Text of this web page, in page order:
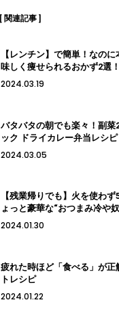
[ 関連記事 ]
【レンチン】で簡単！なの
味しく痩せられるおかず2選！
2024.03.19
バタバタの朝でも楽々！副菜
ック ドライカレー弁当レシピ
2024.03.05
【残業帰りでも】火を使わ
ょっと豪華な“おつまみ冷や
2024.01.30
疲れた時ほど「食べる」が正
トレシピ
2024.01.22